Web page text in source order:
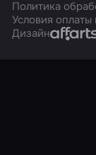
Политика
Условия оплаты
ДизайнAffarts